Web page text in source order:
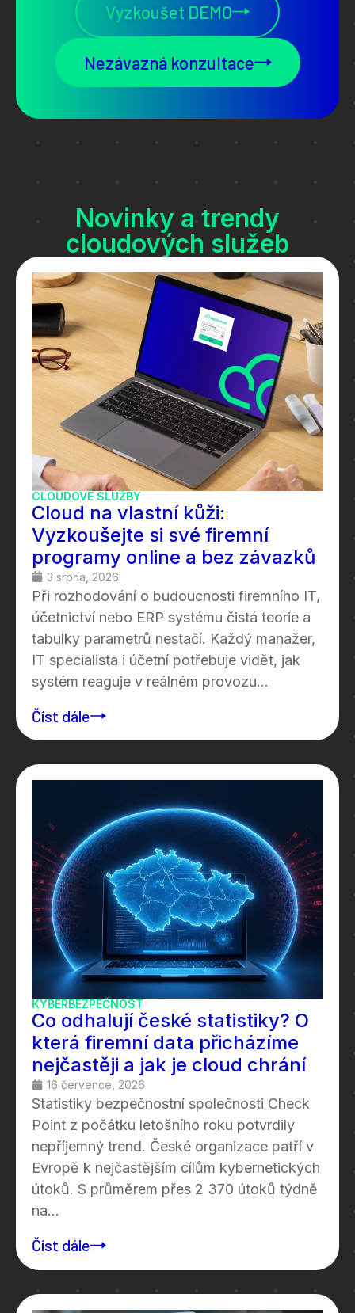
Vyzkoušet DEMO
Nezávazná konzultace
Novinky a trendy
cloudových služeb
CLOUDOVÉ SLUŽBY
Cloud na vlastní kůži:
Vyzkoušejte si své firemní
programy online a bez závazků
3 srpna, 2026
Při rozhodování o budoucnosti firemního IT,
účetnictví nebo ERP systému čistá teorie a
tabulky parametrů nestačí. Každý manažer,
IT specialista i účetní potřebuje vidět, jak
systém reaguje v reálném provozu...
Číst dále
KYBERBEZPEČNOST
Co odhalují české statistiky? O
která firemní data přicházíme
nejčastěji a jak je cloud chrání
16 července, 2026
Statistiky bezpečnostní společnosti Check
Point z počátku letošního roku potvrdily
nepříjemný trend. České organizace patří v
Evropě k nejčastějším cílům kybernetických
útoků. S průměrem přes 2 370 útoků týdně
na...
Číst dále